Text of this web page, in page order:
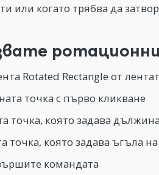
или когато трябва да
Rotated Rectangle от
точка с първо кликване
точка, която задава
точка, която задава ъгъла
командата